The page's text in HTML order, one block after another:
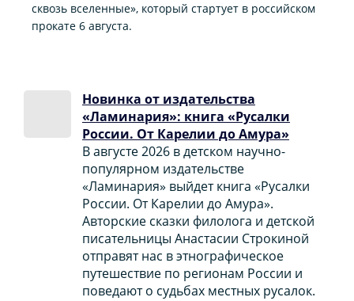
сквозь вселенные», который стартует в российском
прокате 6 августа.
Новинка от издательства
«Ламинария»: книга «Русалки
России. От Карелии до Амура»
В августе 2026 в детском научно-
популярном издательстве
«Ламинария» выйдет книга «Русалки
России. От Карелии до Амура».
Авторские сказки филолога и детской
писательницы Анастасии Строкиной
отправят нас в этнографическое
путешествие по регионам России и
поведают о судьбах местных русалок.